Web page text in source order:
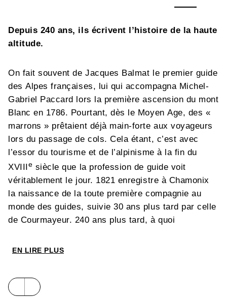
Depuis 240 ans, ils écrivent l’histoire de la haute
altitude.
On fait souvent de Jacques Balmat le premier guide
des Alpes françaises, lui qui accompagna Michel-
Gabriel Paccard lors la première ascension du mont
Blanc en 1786. Pourtant, dès le Moyen Age, des «
marrons » prêtaient déjà main-forte aux voyageurs
lors du passage de cols. Cela étant, c’est avec
l’essor du tourisme et de l’alpinisme à la fin du
XVIIIe siècle que la profession de guide voit
véritablement le jour. 1821 enregistre à Chamonix
la naissance de la toute première compagnie au
monde des guides, suivie 30 ans plus tard par celle
de Courmayeur. 240 ans plus tard, à quoi
tardivement ? Quels sont les défis et les mutations
EN LIRE PLUS